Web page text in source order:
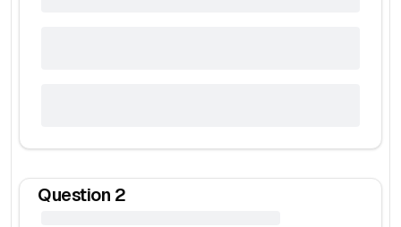
Question 2